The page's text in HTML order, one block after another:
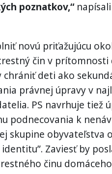
poznatkov,“
novú priťažujúcu
čin v prítomnosti
chrániť deti ako
právnej úpravy v
PS navrhuje tiež
podnecovania k
skupine obyvateľstva
Zaviesť by
činu